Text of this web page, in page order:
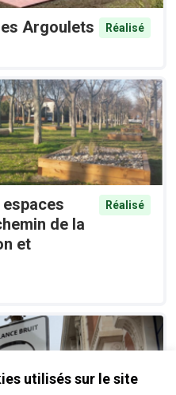
utilisés sur le site
Argoulets
Réalisé
de la
et
Réalisé